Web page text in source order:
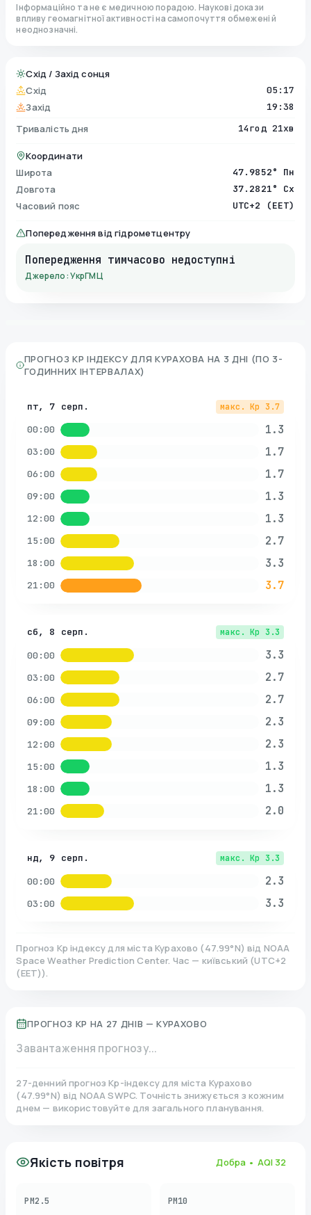
Інформаційно та не є медичною порадою. Наукові докази
впливу геомагнітної активності на самопочуття обмежені й
неоднозначні.
Схід / Захід сонця
Схід
05:17
Захід 19:38
Тривалість дня 14год 21хв
Координати
Широта
47.9852° Пн
Довгота 37.2821° Сх
Часовий пояс UTC+2 (EET)
Попередження від гідрометцентру
Попередження тимчасово недоступні
Джерело: УкрГМЦ
ПРОГНОЗ KP ІНДЕКСУ ДЛЯ КУРАХОВА НА 3 ДНІ (ПО 3-
ГОДИННИХ ІНТЕРВАЛАХ)
пт, 7 серп. макс. Kp 3.7
00:00 1.3
03:00 1.7
06:00 1.7
09:00 1.3
12:00 1.3
15:00 2.7
18:00 3.3
21:00 3.7
сб, 8 серп. макс. Kp 3.3
00:00 3.3
03:00 2.7
06:00 2.7
09:00 2.3
12:00 2.3
15:00 1.3
18:00 1.3
21:00 2.0
нд, 9 серп. макс. Kp 3.3
00:00 2.3
03:00 3.3
Прогноз Kp індексу для міста Курахово (47.99°N)від NOAA
Space Weather Prediction Center. Час — київський (UTC+2
(EET)).
ПРОГНОЗ KP НА 27 ДНІВ — КУРАХОВО
Завантаження прогнозу...
27-денний прогноз Kp-індексу для міста Курахово
(47.99°N)від NOAA SWPC. Точність знижується з кожним
днем — використовуйте для загального планування.
Якість повітря Добра • AQI 32
PM2.5 PM10